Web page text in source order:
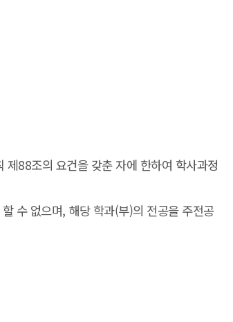
88조의 요건을 갖춘 자에 한하여 학사과정
수 없으며, 해당 학과(부)의 전공을 주전공